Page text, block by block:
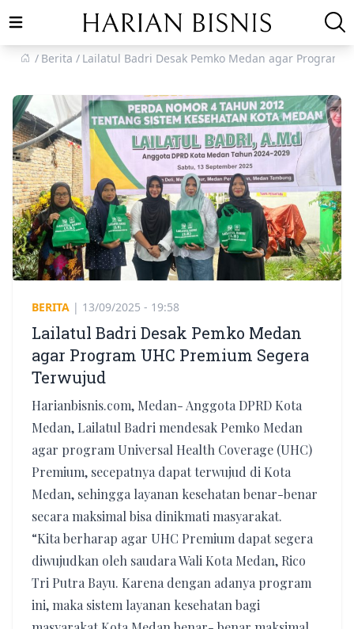
Open main menu
Berita
Lailatul Badri Desak Pemko Medan agar Program
BERITA | 13/09/2025 - 19:58
Lailatul Badri Desak Pemko Medan
agar Program UHC Premium Segera
Terwujud
Harianbisnis.com, Medan- Anggota DPRD Kota
Medan, Lailatul Badri mendesak Pemko Medan
agar program Universal Health Coverage (UHC)
Premium, secepatnya dapat terwujud di Kota
Medan, sehingga layanan kesehatan benar-benar
secara maksimal bisa dinikmati masyarakat.
“Kita berharap agar UHC Premium dapat segera
diwujudkan oleh saudara Wali Kota Medan, Rico
Tri Putra Bayu. Karena dengan adanya program
ini, maka sistem layanan kesehatan bagi